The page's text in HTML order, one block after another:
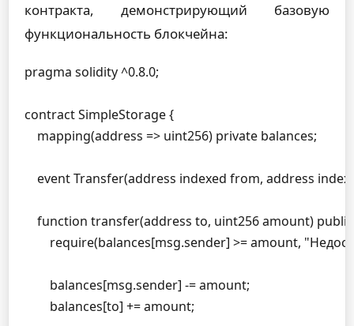
контракта, демонстрирующий базовую
функциональность блокчейна:
pragma solidity ^0.8.0;
contract SimpleStorage {
    mapping(address => uint256) private balances;
event Transfer(address indexed from, address
function transfer(address to, uint256 amount) public
require(balances[msg.sender] >= amount,
        balances[msg.sender] -= amount;
        balances[to] += amount;